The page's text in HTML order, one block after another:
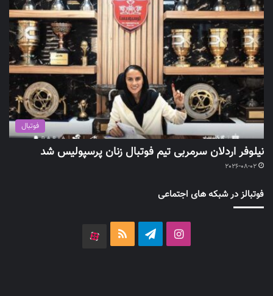
فوتبال
نیلوفر اردلان سرمربی تیم فوتبال زنان پرسپولیس شد
2026-08-02
فوتبالز در شبکه های اجتماعی
اینستاگرامتلگرام خوراک